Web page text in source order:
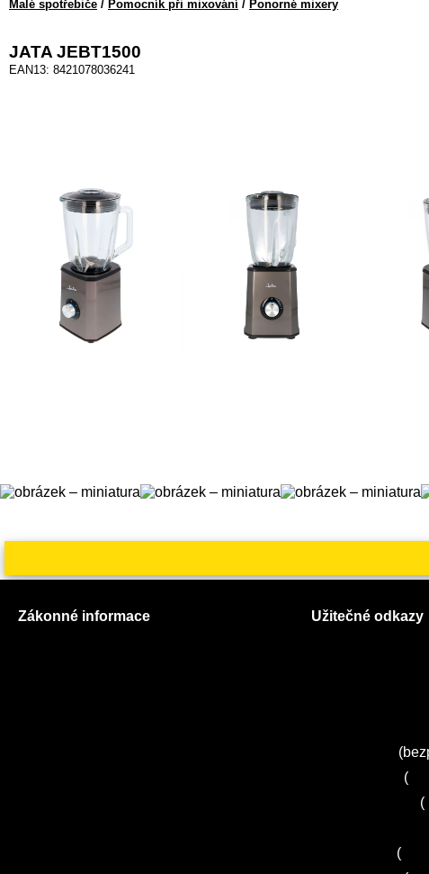
Malé spotřebiče / Pomocník při mixování / Ponorné mixery
JATA JEBT1500
EAN13: 8421078036241
Zákonné informace Užitečné odkazy
(
(
(